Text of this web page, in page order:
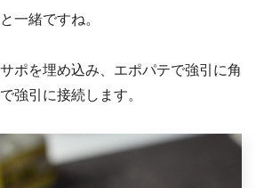
一緒ですね。
ポを埋め込み、エポパテで強引に角
強引に接続します。